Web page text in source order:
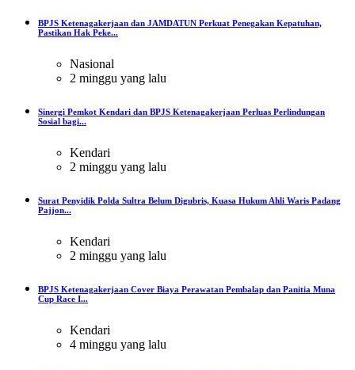
BPJS Ketenagakerjaan dan JAMDATUN Perkuat Penegakan Kepatuhan,
Pastikan Hak Peke...
Nasional
2 minggu yang lalu
Sinergi Pemkot Kendari dan BPJS Ketenagakerjaan Perluas Perlindungan
Sosial bagi...
Kendari
2 minggu yang lalu
Surat Penyidik Polda Sultra Belum Digubris, Kuasa Hukum Ahli Waris Padang
Pajjon...
Kendari
2 minggu yang lalu
BPJS Ketenagakerjaan Cover Biaya Perawatan Pembalap dan Panitia Muna
Cup Race I...
Kendari
4 minggu yang lalu